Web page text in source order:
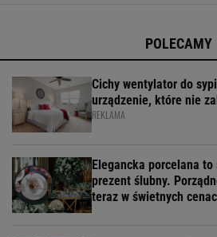
POLECAMY
Cichy wentylator do
urządzenie, które nie
REKLAMA
Elegancka porcelana
prezent ślubny.
teraz w świetnych